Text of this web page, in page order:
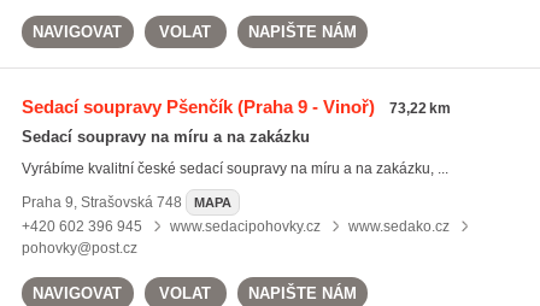
NAVIGOVAT VOLAT NAPIŠTE NÁM
Sedací soupravy Pšenčík(Praha 9 - Vinoř) 73,22 km
Sedací soupravy na míru a na zakázku
Vyrábíme kvalitní české sedací soupravy na míru a na zakázku, ...
Praha 9, Strašovská 748 MAPA
+420 602 396 945 www.sedacipohovky.cz
www.sedako.cz
pohovky@post.cz
NAVIGOVAT VOLAT NAPIŠTE NÁM